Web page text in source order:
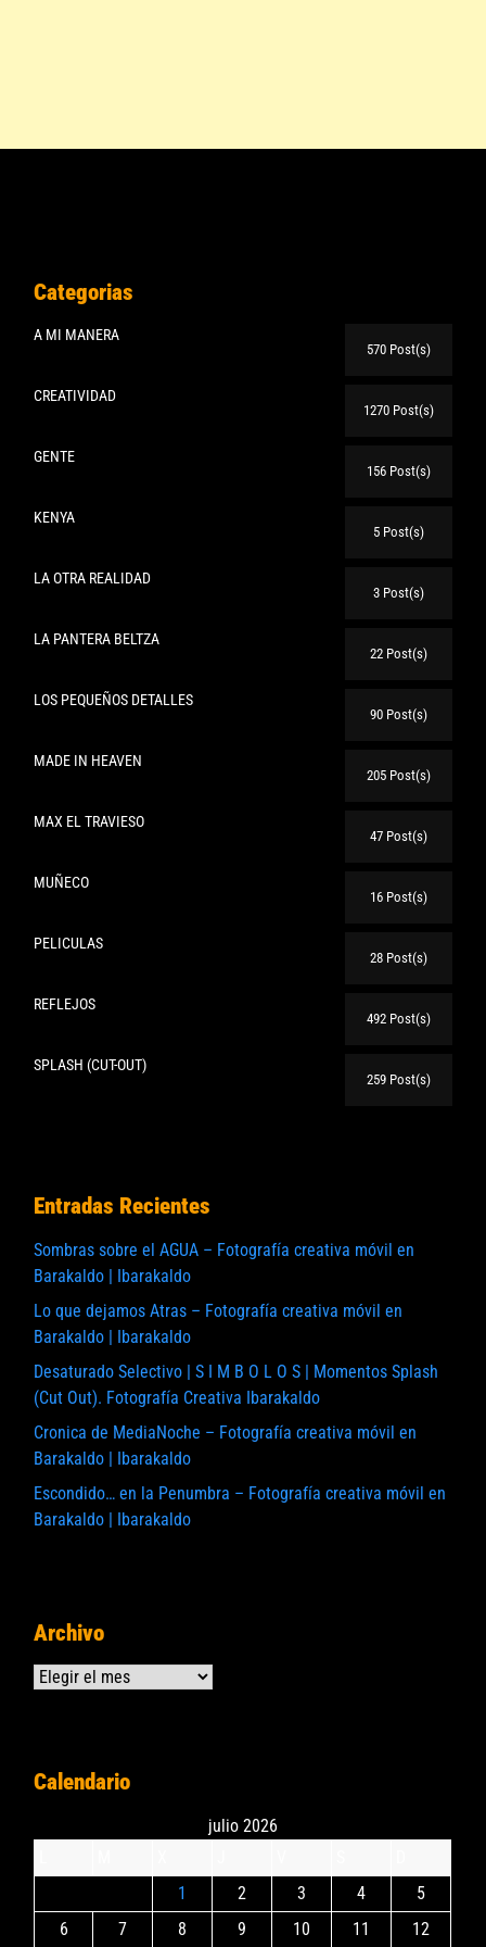
Categorias
A MI MANERA
570 Post(s)
CREATIVIDAD
1270 Post(s)
GENTE
156 Post(s)
KENYA
5 Post(s)
LA OTRA REALIDAD
3 Post(s)
LA PANTERA BELTZA
22 Post(s)
LOS PEQUEÑOS DETALLES
90 Post(s)
MADE IN HEAVEN
205 Post(s)
MAX EL TRAVIESO
47 Post(s)
MUÑECO
16 Post(s)
PELICULAS
28 Post(s)
REFLEJOS
492 Post(s)
SPLASH (CUT-OUT)
259 Post(s)
Entradas Recientes
Sombras sobre el AGUA – Fotografía creativa móvil en
Barakaldo | Ibarakaldo
Lo que dejamos Atras – Fotografía creativa móvil en
Barakaldo | Ibarakaldo
Desaturado Selectivo | S I M B O L O S | Momentos Splash
(Cut Out). Fotografía Creativa Ibarakaldo
Cronica de MediaNoche – Fotografía creativa móvil en
Barakaldo | Ibarakaldo
Escondido… en la Penumbra – Fotografía creativa móvil en
Barakaldo | Ibarakaldo
Archivo
Archivos
Calendario
julio 2026
1
2 3 4
5
6
7 8 9 10 11 12